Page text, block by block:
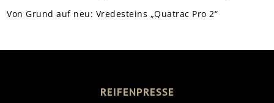
Von Grund auf neu: Vredesteins „Quatrac Pro 2“
REIFENPRESSE